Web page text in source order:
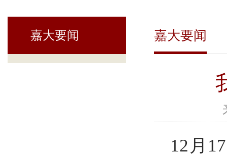
嘉大要闻 嘉大要闻
12月